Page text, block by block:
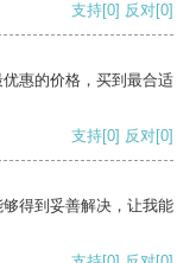
支持[0] 反对[0]
惠的价格，买到最合适
支持[0] 反对[0]
得到妥善解决，让我能